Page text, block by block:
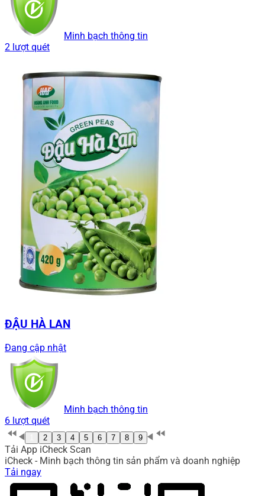
Minh bạch thông tin
2 lượt quét
ĐẬU HÀ LAN
Đang cập nhật
Minh bạch thông tin
6 lượt quét
2 3 4 5 6 7 8 9
Tải App iCheck Scan
iCheck - Minh bạch thông tin sản phẩm và doanh nghiệp
Tải ngay